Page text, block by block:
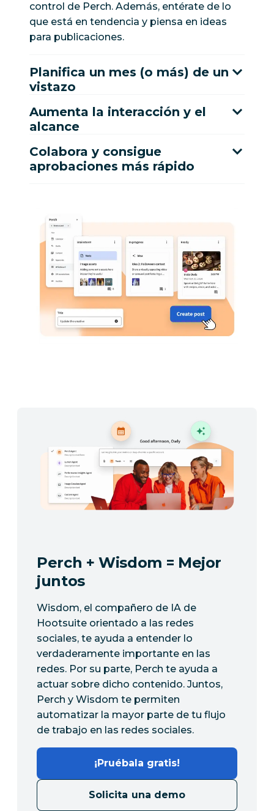
control de Perch. Además, entérate de lo
que está en tendencia y piensa en ideas
para publicaciones.
Planifica un mes (o más) de un
vistazo
Aumenta la interacción y el
alcance
Colabora y consigue
aprobaciones más rápido
Perch + Wisdom = Mejor
juntos
Wisdom, el compañero de IA de
Hootsuite orientado a las redes
sociales, te ayuda a entender lo
verdaderamente importante en las
redes. Por su parte, Perch te ayuda a
actuar sobre dicho contenido. Juntos,
Perch y Wisdom te permiten
automatizar la mayor parte de tu flujo
de trabajo en las redes sociales.
¡Pruébala gratis!
Solicita una demo